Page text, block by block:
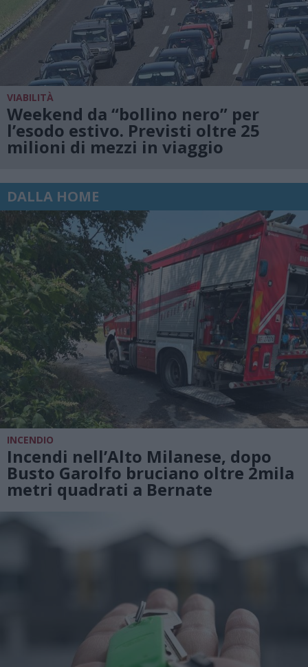
VIABILITÀ
Weekend da “bollino nero” per
l’esodo estivo. Previsti oltre 25
milioni di mezzi in viaggio
DALLA HOME
INCENDIO
Incendi nell’Alto Milanese, dopo
Busto Garolfo bruciano oltre 2mila
metri quadrati a Bernate